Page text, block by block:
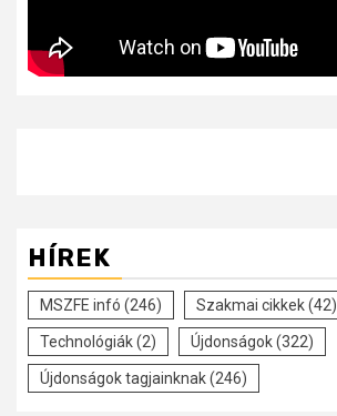
HÍREK
MSZFE infó (246) Szakmai cikkek(42)
Technológiák(2) Újdonságok(322)
Újdonságok tagjainknak(246)